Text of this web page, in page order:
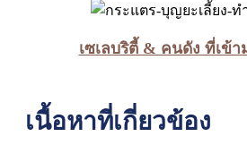
เซเลบริตี้ & คนดัง ที่เข้า
เนื้อหาที่เกี่ยวข้อง